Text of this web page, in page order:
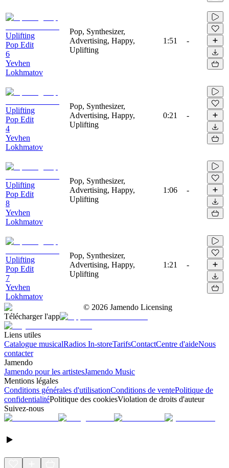
Uplifting
Pop Edit
6
Yevhen
Lokhmatov
Pop, Synthesizer,
Advertising, Happy,
Uplifting
1:51 -
Uplifting
Pop Edit
4
Yevhen
Lokhmatov
Pop, Synthesizer,
Advertising, Happy,
Uplifting
0:21 -
Uplifting
Pop Edit
8
Yevhen
Lokhmatov
Pop, Synthesizer,
Advertising, Happy,
Uplifting
1:06 -
Uplifting
Pop Edit
7
Yevhen
Lokhmatov
Pop, Synthesizer,
Advertising, Happy,
Uplifting
1:21 -
© 2026 Jamendo Licensing
Télécharger l'app
Liens utiles
Catalogue musicalRadios In-storeTarifsContactCentre d'aideNous
contacter
Jamendo
Jamendo pour les artistesJamendo Music
Mentions légales
Conditions générales d'utilisationConditions de ventePolitique de
confidentialitéPolitique des cookiesViolation de droits d'auteur
Suivez-nous